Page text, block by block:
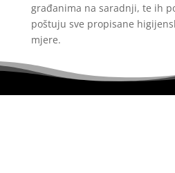
građanima na saradnji, te ih
poštuju sve propisane
mjere.